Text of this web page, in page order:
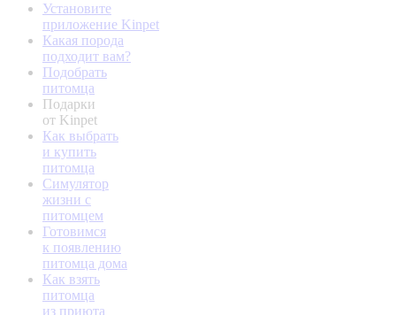
Установите
приложение Kinpet
Какая порода
подходит вам?
Подобрать
питомца
Подарки
от Kinpet
Как выбрать
и купить
питомца
Симулятор
жизни с
питомцем
Готовимся
к появлению
питомца дома
Как взять
питомца
из приюта